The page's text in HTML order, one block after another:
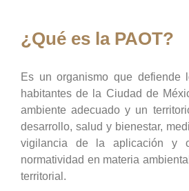
¿Qué es la PAOT?
Es un organismo que defiende
habitantes de la Ciudad de
ambiente adecuado y un
desarrollo, salud y bienestar,
vigilancia de la aplicación y
normatividad en materia
territorial.